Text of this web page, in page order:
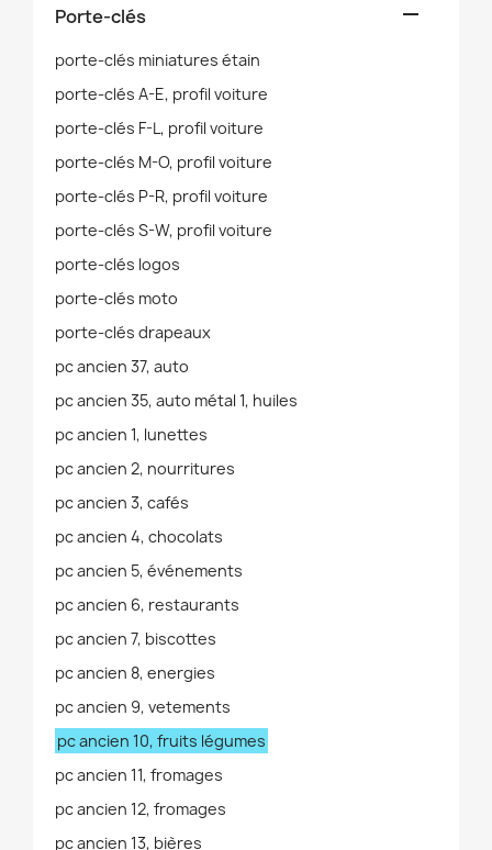
Porte-clés 
porte-clés miniatures étain
porte-clés A-E, profil voiture
porte-clés F-L, profil voiture
porte-clés M-O, profil voiture
porte-clés P-R, profil voiture
porte-clés S-W, profil voiture
porte-clés logos
porte-clés moto
porte-clés drapeaux
pc ancien 37, auto
pc ancien 35, auto métal 1, huiles
pc ancien 1, lunettes
pc ancien 2, nourritures
pc ancien 3, cafés
pc ancien 4, chocolats
pc ancien 5, événements
pc ancien 6, restaurants
pc ancien 7, biscottes
pc ancien 8, energies
pc ancien 9, vetements
pc ancien 10, fruits légumes
pc ancien 11, fromages
pc ancien 12, fromages
pc ancien 13, bières